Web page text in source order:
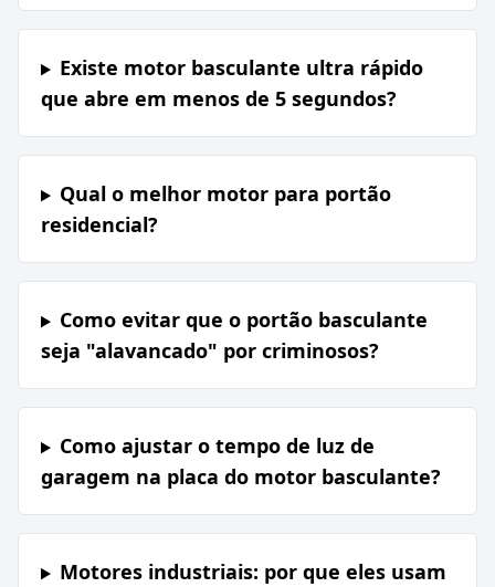
Existe motor basculante ultra rápido
que abre em menos de 5 segundos?
Qual o melhor motor para portão
residencial?
Como evitar que o portão basculante
seja "alavancado" por criminosos?
Como ajustar o tempo de luz de
garagem na placa do motor basculante?
Motores industriais: por que eles usam